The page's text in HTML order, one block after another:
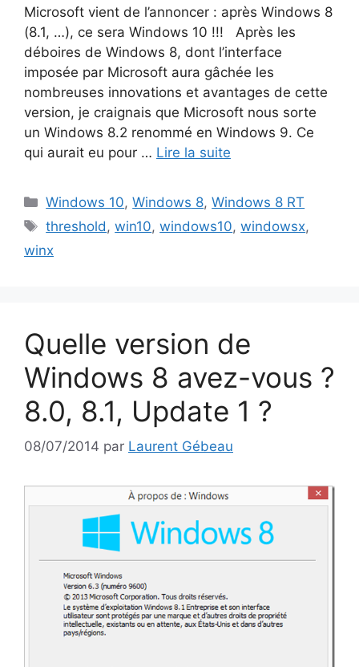
Microsoft vient de l’annoncer : après Windows 8
(8.1, …), ce sera Windows 10 !!! Après les
déboires de Windows 8, dont l’interface
imposée par Microsoft aura gâchée les
nombreuses innovations et avantages de cette
version, je craignais que Microsoft nous sorte
un Windows 8.2 renommé en Windows 9. Ce
qui aurait eu pour … Lire la suite
Catégories
Windows 10,Windows 8,Windows 8 RT
Étiquettes
threshold ,win10,windows10,windowsx,
winx
Quelle version de
Windows 8 avez-vous ?
8.0, 8.1, Update 1 ?
08/07/2014 par Laurent Gébeau